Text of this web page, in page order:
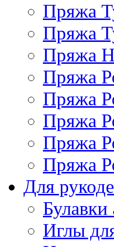
Пряжа
Пряжа
Пряжа
Пряжа
Пряжа
Пряжа
Пряжа
Пряжа
Для
Булавки
Иглы